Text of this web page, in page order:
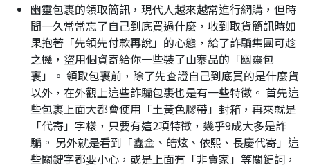
幽靈包裹的領取簡訊，現代人越來越常進行網購，但時
間一久常常忘了自己到底買過什麼，收到取貨簡訊時如
果抱著「先領先付款再說」的心態，給了詐騙集團可趁
之機，盜用個資寄給你一些裝了山寨品的「幽靈包
裹」。 領取包裹前，除了先查證自己到底買的是什麼貨
以外，在外觀上這些詐騙包裹也是有一些特徵。 首先這
些包裹上面大都會使用「土黃色膠帶」封箱，再來就是
「代寄」字樣，只要有這2項特徵，幾乎9成大多是詐
騙。 另外就是看到「鑫金、皓炫、依熙、長慶代寄」這
些關鍵字都要小心，或是上面有「非賣家」等關鍵詞，